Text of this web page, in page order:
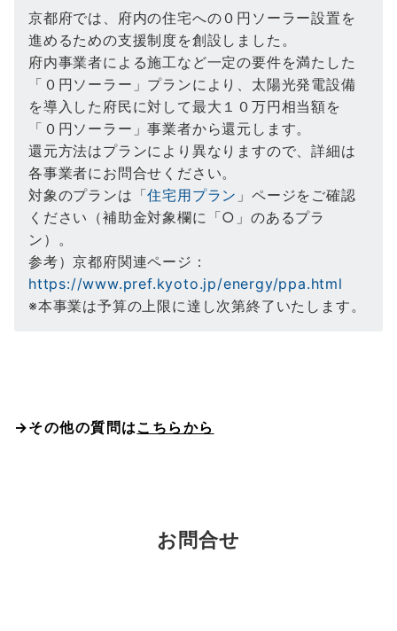
京都府では、府内の住宅への０円ソーラー設置を
進めるための支援制度を創設しました。
府内事業者による施工など一定の要件を満たした
「０円ソーラー」プランにより、太陽光発電設備
を導入した府民に対して最大１０万円相当額を
「０円ソーラー」事業者から還元します。
還元方法はプランにより異なりますので、詳細は
各事業者にお問合せください。
対象のプランは「住宅用プラン 」ページをご確認
ください（補助金対象欄に「○」のあるプラ
ン）。
参考）京都府関連ページ：
https://www.pref.kyoto.jp/energy/ppa.html
※本事業は予算の上限に達し次第終了いたします。
→その他の質問はこちらから
お問合せ